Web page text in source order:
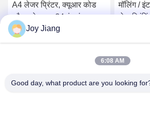
A4 लेजर प्रिंटर, क्यूआर कोड
स्कैनर के साथ 24 इंच इंटरएक्टिव
टच स्क्रीन इंफोरमेशन कियोस्क
सर्वोत्तम मूल्य प्राप्त करें
मॉलिंग /
सेवा
प्रिंटिंग
Joy Jiang
6:08 AM
Good day, what product are you looking